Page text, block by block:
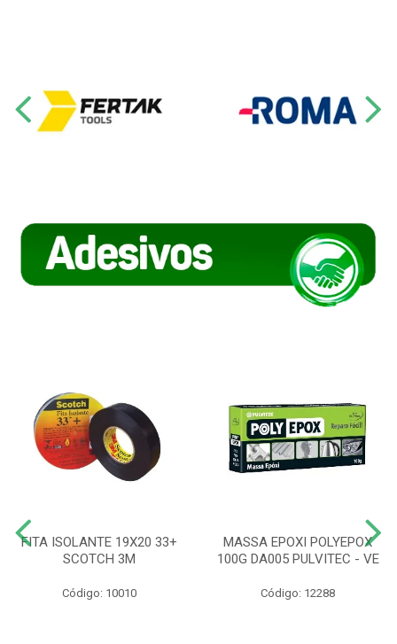
FITA ISOLANTE 19X20 33+
SCOTCH 3M
Código: 10010
MASSA EPOXI POLYEPOX
100G DA005 PULVITEC - VE
Código: 12288